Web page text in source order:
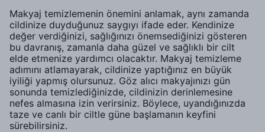
Makyaj temizlemenin önemini anlamak, aynı zamanda
cildinize duyduğunuz saygıyı ifade eder. Kendinize
değer verdiğinizi, sağlığınızı önemsediğinizi gösteren
bu davranış, zamanla daha güzel ve sağlıklı bir cilt
elde etmenize yardımcı olacaktır. Makyaj temizleme
adımını atlamayarak, cildinize yaptığınız en büyük
iyiliği yapmış olursunuz. Göz alıcı makyajınızı gün
sonunda temizlediğinizde, cildinizin derinlemesine
nefes almasına izin verirsiniz. Böylece, uyandığınızda
taze ve canlı bir ciltle güne başlamanın keyfini
sürebilirsiniz.